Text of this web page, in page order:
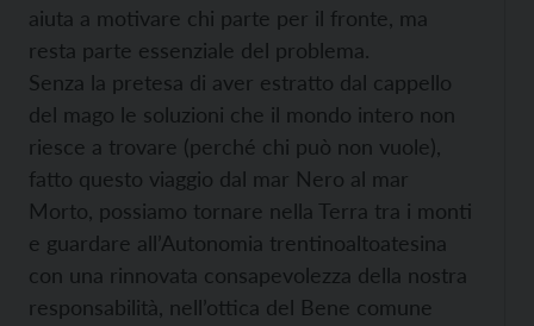
aiuta a motivare chi parte per il fronte, ma
resta parte essenziale del problema.
Senza la pretesa di aver estratto dal cappello
del mago le soluzioni che il mondo intero non
riesce a trovare (perché chi può non vuole),
fatto questo viaggio dal mar Nero al mar
Morto, possiamo tornare nella Terra tra i monti
e guardare all’Autonomia trentinoaltoatesina
con una rinnovata consapevolezza della nostra
responsabilità, nell’ottica del Bene comune